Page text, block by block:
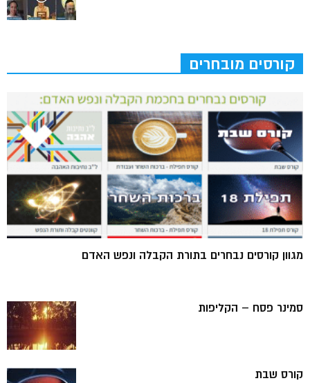
קורסים מובחרים
מגוון קורסים נבחרים בתורת הקבלה ונפש האדם
סמינר פסח – הקליפות
קורס שבת